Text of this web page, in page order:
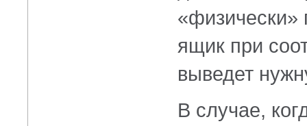
ящик при
выведет
В случае,